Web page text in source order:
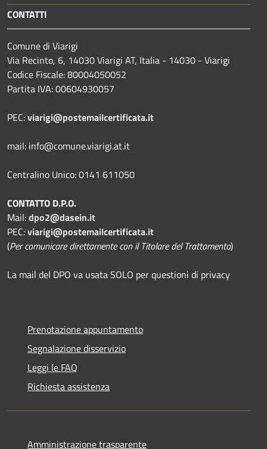
CONTATTI
Comune di Viarigi
Via Recinto, 6, 14030 Viarigi AT, Italia - 14030 - Viarigi
Codice Fiscale: 80004050052
Partita IVA: 00604930057
PEC:viarigi@postemailcertificata.it
mail: info@comune.viarigi.at.it
Centralino Unico: 0141 611050
CONTATTO D.P.O.
Mail:dpo2@dasein.it
PEC:viarigi@postemailcertificata.it
(Per comunicare direttamente con il Titolare del Trattamento)
La mail del DPO va usata SOLO per questioni di privacy
Prenotazione appuntamento
Segnalazione disservizio
Leggi le FAQ
Richiesta assistenza
Amministrazione trasparente